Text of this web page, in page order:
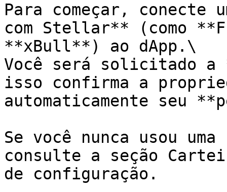
Para começar, conecte
com Stellar** (como
**xBull**) ao dApp.\
Você será solicitado a
isso confirma a
automaticamente seu
Se você nunca usou
consulte a seção
de configuração.